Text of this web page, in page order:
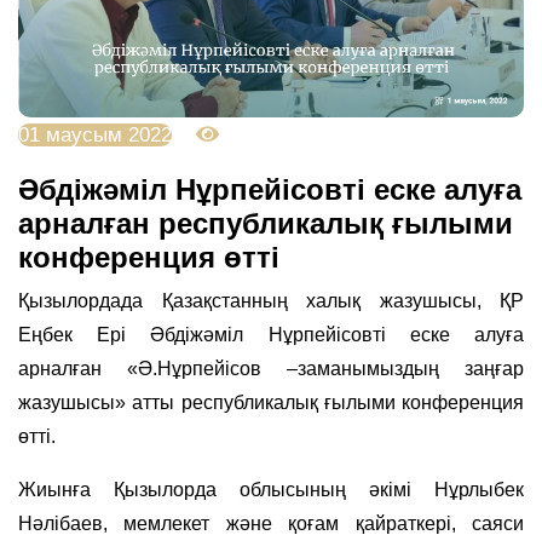
01 маусым 2022
Әбдіжәміл Нұрпейісовті еске алуға
арналған республикалық ғылыми
конференция өтті
Қызылордада Қазақстанның халық жазушысы, ҚР
Еңбек Ері Әбдіжәміл Нұрпейісовті еске алуға
арналған «Ә.Нұрпейісов –заманымыздың заңғар
жазушысы» атты республикалық ғылыми конференция
өтті.
Жиынға Қызылорда облысының әкімі Нұрлыбек
Нәлібаев, мемлекет және қоғам қайраткері, саяси